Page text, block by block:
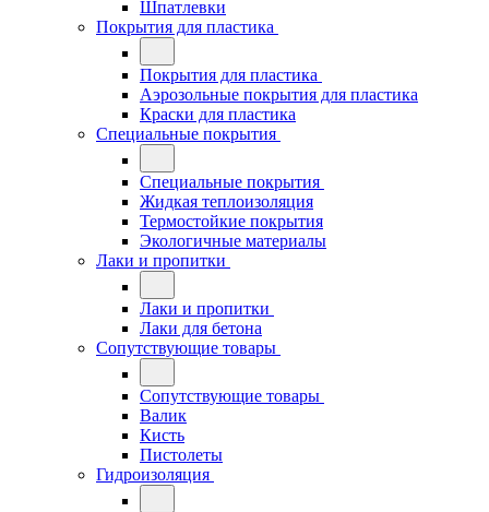
Шпатлевки
Покрытия для пластика
Покрытия для пластика
Аэрозольные покрытия для пластика
Краски для пластика
Специальные покрытия
Специальные покрытия
Жидкая теплоизоляция
Термостойкие покрытия
Экологичные материалы
Лаки и пропитки
Лаки и пропитки
Лаки для бетона
Сопутствующие товары
Сопутствующие товары
Валик
Кисть
Пистолеты
Гидроизоляция